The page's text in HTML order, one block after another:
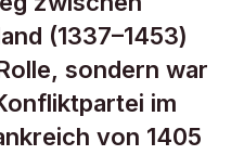
(1337–1453)
sondern war
im
von 1405